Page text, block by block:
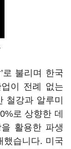
로 불리며 한국
이 전례 없는
철강과 알루미
로 상향한 데
활용한 파생
했습니다. 미국